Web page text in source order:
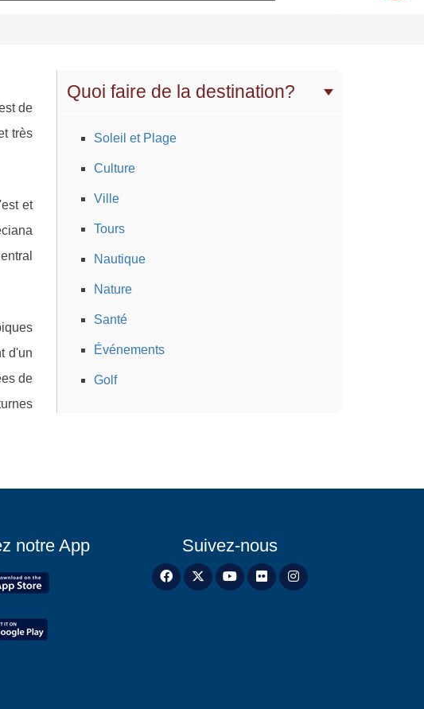
Quoi faire de la destination?
Soleil et Plage
Culture
Ville
Tours
Nautique
Nature
Santé
Événements
Golf
de
très
et
d'un
de
notre App Suivez-nous